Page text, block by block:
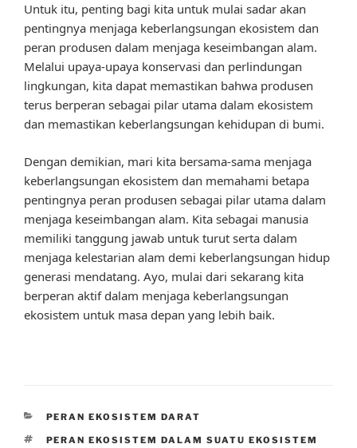
Untuk itu, penting bagi kita untuk mulai sadar akan
pentingnya menjaga keberlangsungan ekosistem dan
peran produsen dalam menjaga keseimbangan alam.
Melalui upaya-upaya konservasi dan perlindungan
lingkungan, kita dapat memastikan bahwa produsen
terus berperan sebagai pilar utama dalam ekosistem
dan memastikan keberlangsungan kehidupan di bumi.
Dengan demikian, mari kita bersama-sama menjaga
keberlangsungan ekosistem dan memahami betapa
pentingnya peran produsen sebagai pilar utama dalam
menjaga keseimbangan alam. Kita sebagai manusia
memiliki tanggung jawab untuk turut serta dalam
menjaga kelestarian alam demi keberlangsungan hidup
generasi mendatang. Ayo, mulai dari sekarang kita
berperan aktif dalam menjaga keberlangsungan
ekosistem untuk masa depan yang lebih baik.
CATEGORIES
PERAN EKOSISTEM DARAT
TAGS
PERAN EKOSISTEM DALAM SUATU EKOSISTEM